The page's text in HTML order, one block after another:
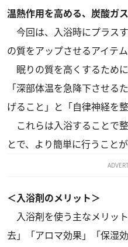
温熱作用を高める、炭酸ガ
今回は、入浴時にプラス
の質をアップさせるアイテム
眠りの質を高くするため
「深部体温を急降下させる
げること」と「自律神経を
これらは入浴することで
とで、より簡単に行うことが
＜入浴剤のメリット＞
入浴剤を使う主なメリッ
去」「アロマ効果」「保湿効